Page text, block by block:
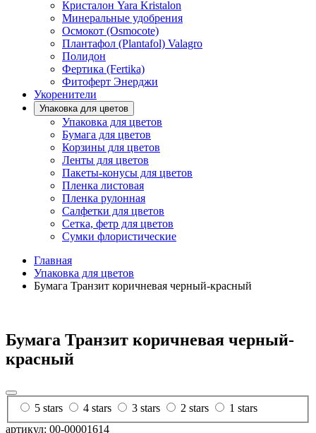
Кристалон Yara Kristalon
Минеральные удобрения
Осмокот (Osmocote)
Плантафол (Plantafol) Valagro
Полидон
Фертика (Fertika)
Фитоферт Энерджи
Укоренители
Упаковка для цветов
Упаковка для цветов
Бумага для цветов
Корзины для цветов
Ленты для цветов
Пакеты-конусы для цветов
Пленка листовая
Пленка рулонная
Салфетки для цветов
Сетка, фетр для цветов
Сумки флористические
Главная
Упаковка для цветов
Бумага Транзит коричневая черный-красный
Бумага Транзит коричневая черный-
красный
5 stars 4 stars 3 stars 2 stars
1 stars
артикул: 00-00001614